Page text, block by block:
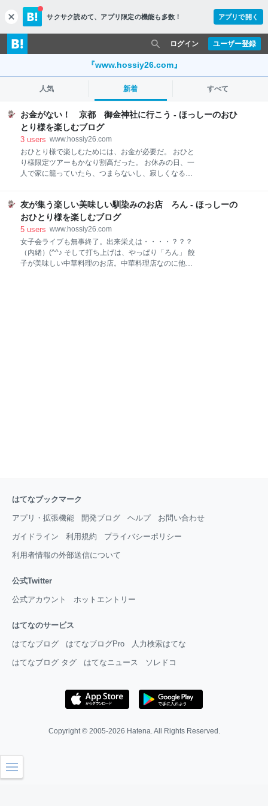
c
l
o
s
サクサク読めて、 アプリ限定の機能も多数！ アプリで開く
ユーザー登録
ログイン
『www.hossiy26.com』
人気 新着 すべて
お金がない！ 京都 御金神社に行こう - ほっしーのおひ
とり様を楽しむブログ
3 users www.hossiy26.com
おひとり様で楽しむためには、お金が必要だ。 おひと
り様限定ツアーもかなり割高だった。 お休みの日、一
人で家に籠っていたら、つまらないし、寂しくなる。
はまあ家の掃除や買 い物などして、終われば家でゆっ
くりしてもいいとして、、、 人の出が少ない平日の休
みには、どこかに出かけようと思う。 でも、毎週出か
けるのにはお金がかかるのよね。 仕事を変え、遊べる
時間も確保しようとしたから、年収は大幅にダウンし
た。 わかってしたことだけど、呑み会のお誘いも、毎
友が集う楽しい美味しい馴染みのお店 ろん - ほっしーの
おひとり様を楽しむブログ
5 users www.hossiy26.com
女子会ライブも無事終了。出来栄えは・・・・？？？
（内緒）(^^♪ そして打ち上げは、やっぱり「ろん」 餃
子が美味しい中華料理のお店。中華料理店なのに他に
はてなブックマーク
アプリ・拡張機能 開発ブログ ヘルプ お問い合わせ
ガイドライン 利用規約 プライバシーポリシー
利用者情報の外部送信について
公式Twitter
公式アカウント ホットエントリー
はてなのサービス
はてなブログ はてなブログPro 人力検索はてな
はてなブログ タグ はてなニュース ソレドコ
Copyright © 2005-2026 Hatena. All Rights Reserved.